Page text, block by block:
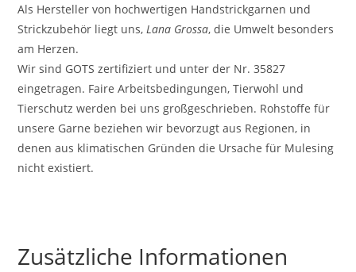
Als Hersteller von hochwertigen Handstrickgarnen und
Strickzubehör liegt uns,Lana Grossa, die Umwelt besonders
am Herzen.
Wir sind GOTS zertifiziert und unter der Nr. 35827
eingetragen. Faire Arbeitsbedingungen, Tierwohl und
Tierschutz werden bei uns großgeschrieben. Rohstoffe für
unsere Garne beziehen wir bevorzugt aus Regionen, in
denen aus klimatischen Gründen die Ursache für Mulesing
nicht existiert.
Zusätzliche Informationen